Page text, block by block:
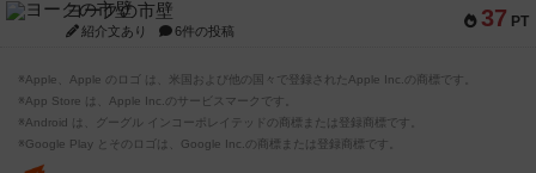
37 PT
ヨークの市壁
紹介文あり 6件の投稿
※Apple、Apple のロゴ は、米国および他の国々で登録されたApple Inc.の商標です。
※App Store は、Apple Inc.のサービスマークです。
※Android は、グーグル インコーポレイテッドの商標または登録商標です。
※Google Play とそのロゴは、Google Inc.の商標または登録商標です。